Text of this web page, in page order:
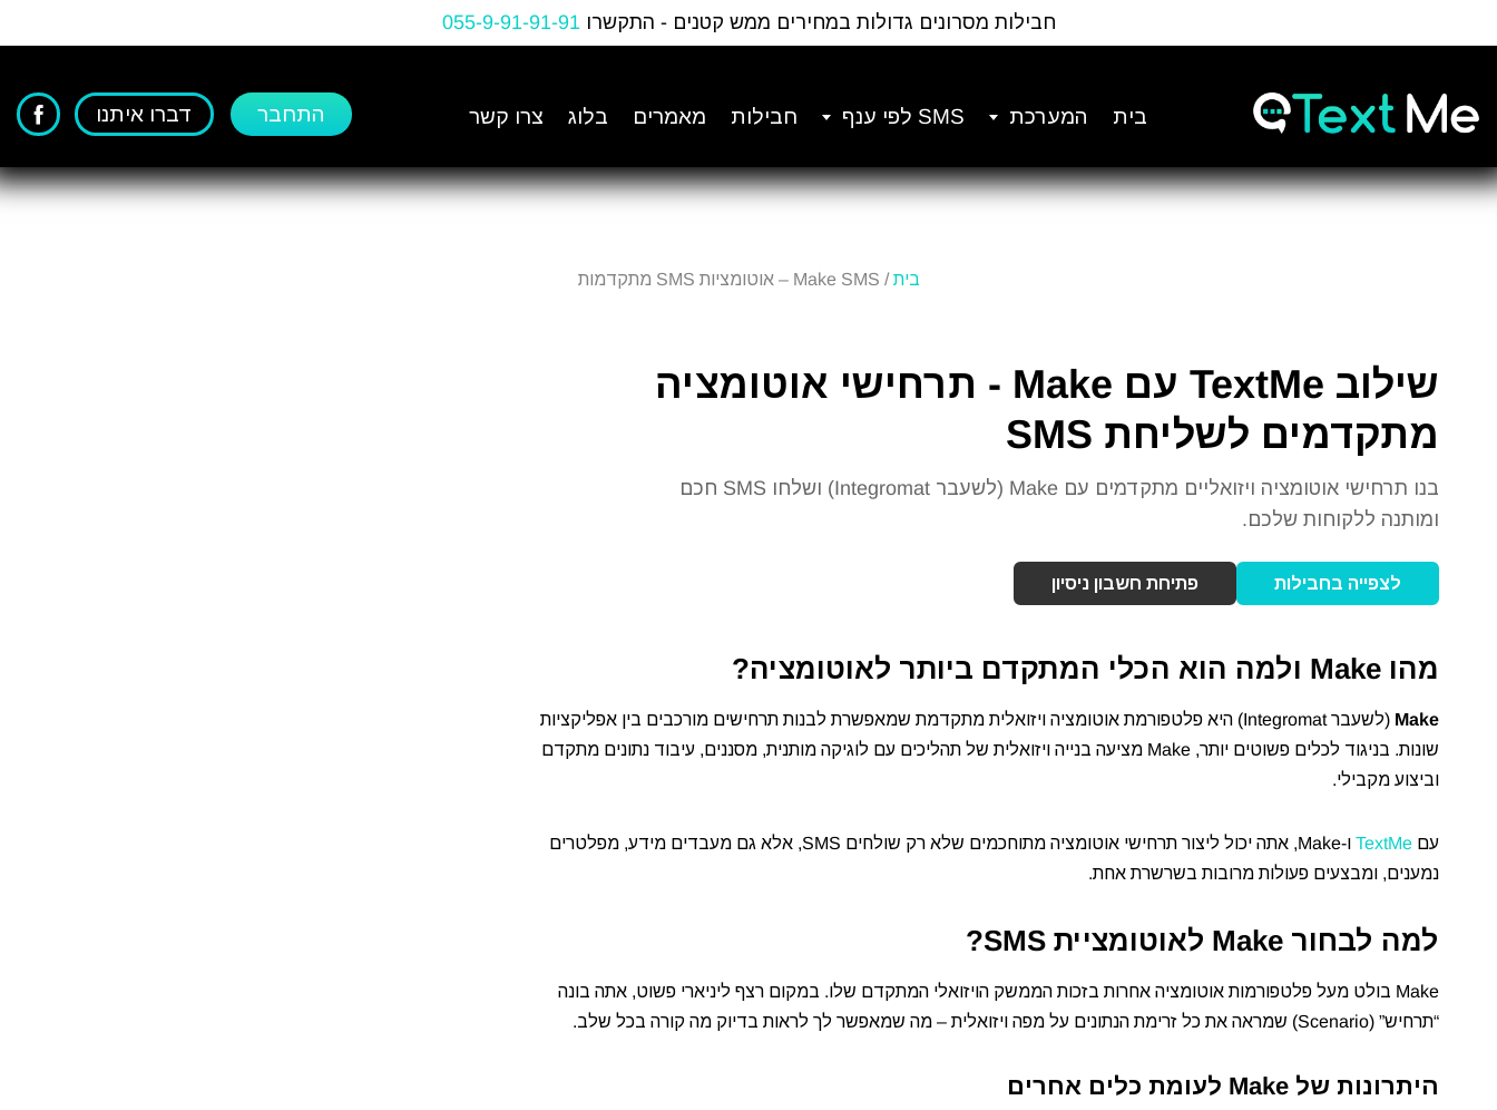
to
חבילות מסרונים גדולות במחירים ממש קטנים - התקשרו055-9-91-91-91
בית המערכת SMS לפי ענף חבילות מאמרים בלוג צרו קשר התחבר דברו איתנו
בית/ Make SMS – אוטומציות SMS מתקדמות
שילוב TextMe עם Make - תרחישי אוטומציה
מתקדמים לשליחת SMS
בנו תרחישי אוטומציה ויזואליים מתקדמים עם Make (לשעבר Integromat) ושלחו SMS חכם
ומותנה ללקוחות שלכם.
לצפייה בחבילות פתיחת חשבון ניסיון
מהו Make ולמה הוא הכלי המתקדם ביותר לאוטומציה?
Make
(לשעבר Integromat) היא פלטפורמת אוטומציה ויזואלית מתקדמת שמאפשרת לבנות תרחישים מורכבים בין אפליקציות
שונות. בניגוד לכלים פשוטים יותר, Make מציעה בנייה ויזואלית של תהליכים עם לוגיקה מותנית, מסננים, עיבוד נתונים מתקדם
וביצוע מקבילי.
עם TextMe
ו-Make, אתה יכול ליצור תרחישי אוטומציה מתוחכמים שלא רק שולחים SMS, אלא גם מעבדים מידע, מפלטרים
נמענים, ומבצעים פעולות מרובות בשרשרת אחת.
למה לבחור Make לאוטומציית SMS?
Make בולט מעל פלטפורמות אוטומציה אחרות בזכות הממשק הויזואלי המתקדם שלו. במקום רצף ליניארי פשוט, אתה בונה
“תרחיש” (Scenario) שמראה את כל זרימת הנתונים על מפה ויזואלית – מה שמאפשר לך לראות בדיוק מה קורה בכל שלב.
היתרונות של Make לעומת כלים אחרים